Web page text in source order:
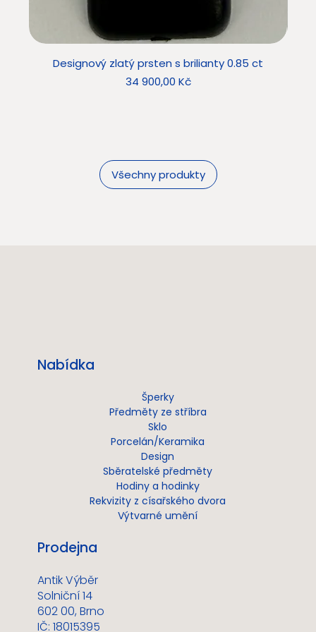
Všechny produkty
Designový zlatý prsten s brilianty 0.85 ct
Cena
34 900,00 Kč
Nabídka
Šperky
Předměty ze stříbra
Sklo
Porcelán/Keramika
Design
Sběratelské předměty
Hodiny a hodinky
Rekvizity z císařského dvora
Výtvarné umění
Prodejna
Antik Výběr
Solniční 14
602 00, Brno
IČ: 18015395